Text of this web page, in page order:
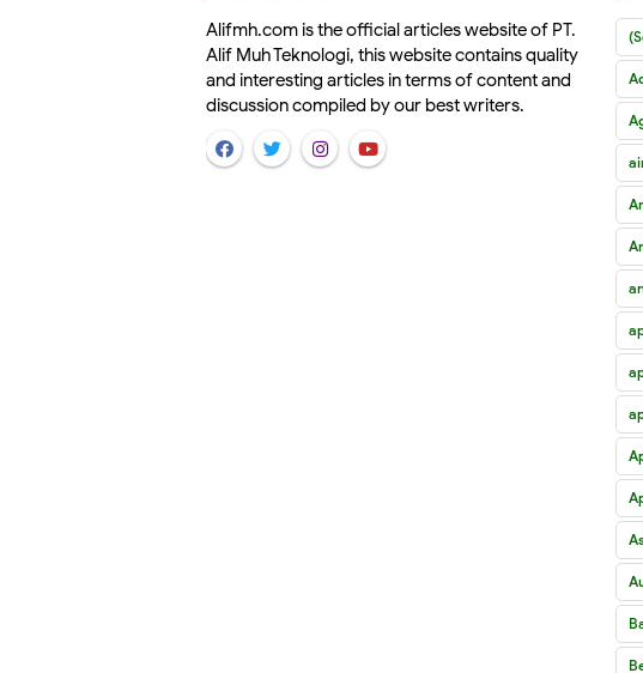
Alifmh.com is the official articles website of PT.
Alif Muh Teknologi, this website contains quality
and interesting articles in terms of content and
discussion compiled by our best writers.